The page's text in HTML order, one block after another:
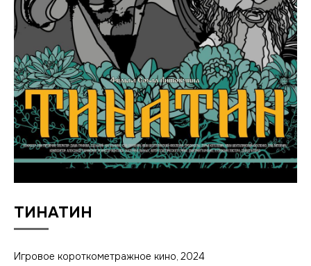
ТИНАТИН
Игровое короткометражное кино, 2024